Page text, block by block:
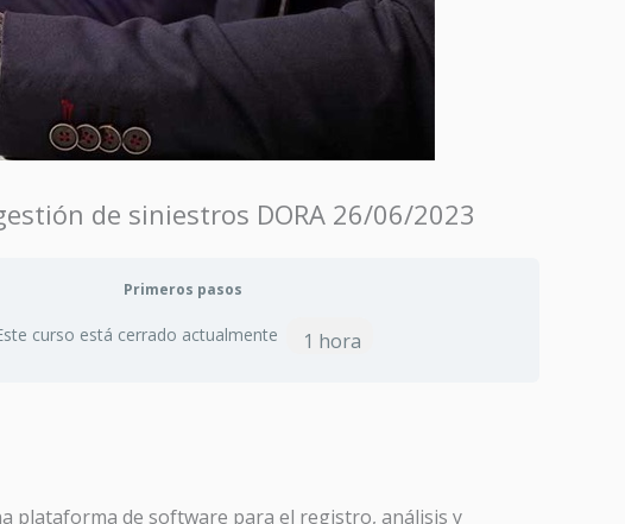
de siniestros DORA 26/06/2023
Primeros pasos
curso está cerrado actualmente 1 hora
plataforma de software para el registro, análisis y